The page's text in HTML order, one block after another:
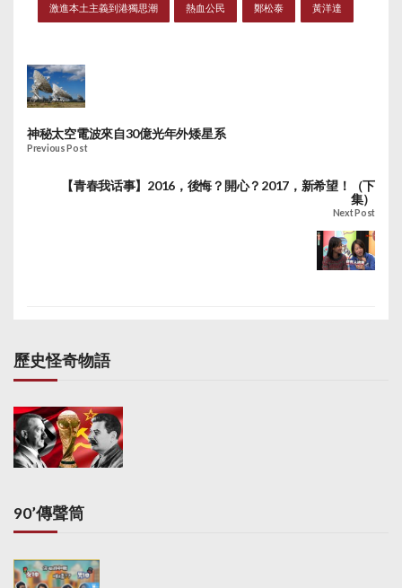
激進本土主義到港獨思潮 熱血公民 鄭松泰 黃洋達
神秘太空電波來自30億光年外矮星系
Previous Post
【青春我话事】2016，後悔？開心？2017，新希望！（下
集）
Next Post
歷史怪奇物語
90’傳聲筒